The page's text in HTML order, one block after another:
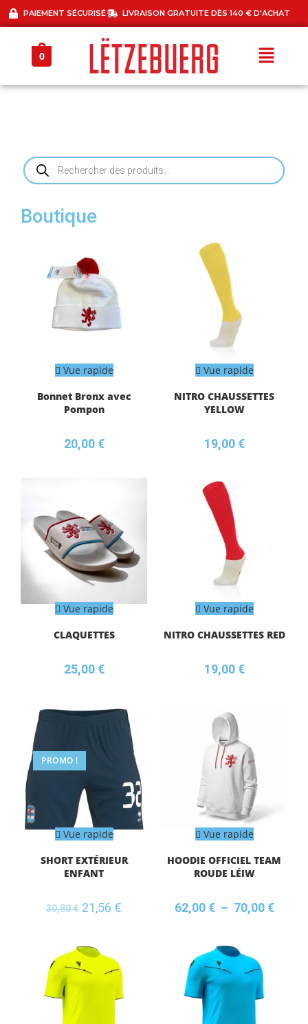
PAIEMENT SÉCURISÉ LIVRAISON GRATUITE DÈS 140 € D'ACHAT
0
Boutique
Vue rapide
Bonnet Bronx avec
Pompon
20,00 €
Vue rapide
NITRO CHAUSSETTES
YELLOW
19,00 €
Vue rapide
CLAQUETTES
25,00 €
Vue rapide
NITRO CHAUSSETTES RED
19,00 €
PROMO !
Vue rapide
SHORT EXTÉRIEUR
ENFANT
30,80€ 21,56 €
Vue rapide
HOODIE OFFICIEL TEAM
ROUDE LÉIW
62,00 € – 70,00 €